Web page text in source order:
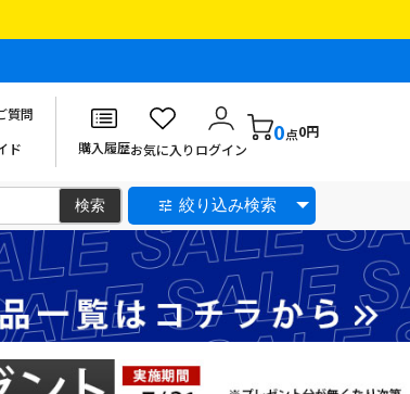
質問
ド
購入履歴お気に入りログイン
0点0円
絞り込み検索